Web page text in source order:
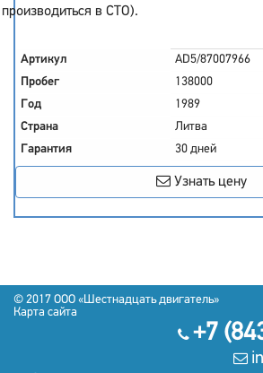
производиться в СТО).
Артикул
AD5/87007966
Пробег
138000
Год
1989
Страна
Литва
Гарантия
30 дней
Узнать цену
© 2017 OOO «Шестнадцать двигатель»
Карта сайта
+7